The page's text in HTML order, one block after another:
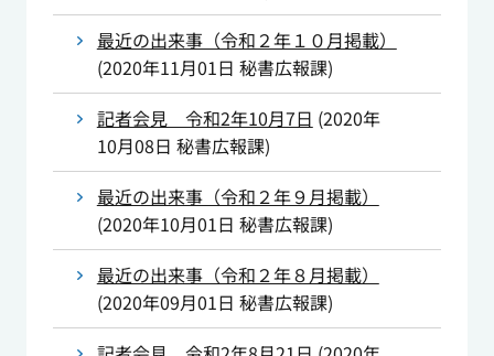
最近の出来事（令和２年１０月掲載）
(2020年11月01日 秘書広報課)
記者会見 令和2年10月7日 (2020年
10月08日 秘書広報課)
最近の出来事（令和２年９月掲載）
(2020年10月01日 秘書広報課)
最近の出来事（令和２年８月掲載）
(2020年09月01日 秘書広報課)